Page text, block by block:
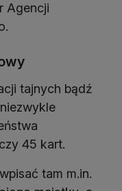
Agencji
tajnych bądź
45 kart.
tam m.in.